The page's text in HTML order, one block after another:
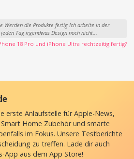
Werden die Produkte fertig Ich arbeite in der
Tag irgendwas Design noch nicht...
18 Pro und iPhone Ultra rechtzeitig fertig?
erste Anlaufstelle für Apple-News,
Home Zubehör und smarte
im Fokus. Unsere Testberichte
zu treffen. Lade dir auch
App aus dem App Store!